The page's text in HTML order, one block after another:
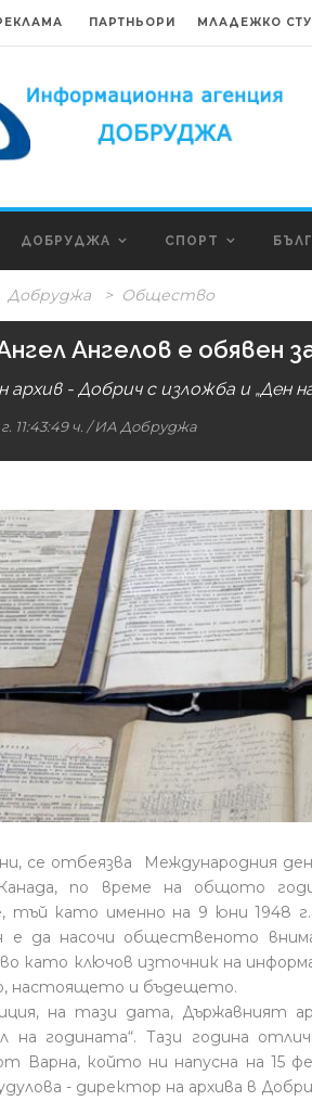
ПАРТНЬОРИ МЛАДЕЖКО
ДОБРУДЖА СПОРТ
Добруджа > Общество
Ангелов е обявен
архив - Добрич с изложба и „Ден
11:43:49 ч. /ИА Добруджа
се отбеязва Международния
по време на общото
тъй като именно на 9 юни 1948
е да насочи общественото
като ключов източник на
настоящето и бъдещето.
на тази дата, Държавният
на годината“. Тази година
Варна, който ни напусна на 15
- директор на архива в